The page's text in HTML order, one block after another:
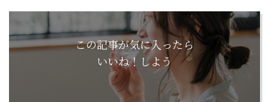
この記事が気に入ったら
いいね！しよう